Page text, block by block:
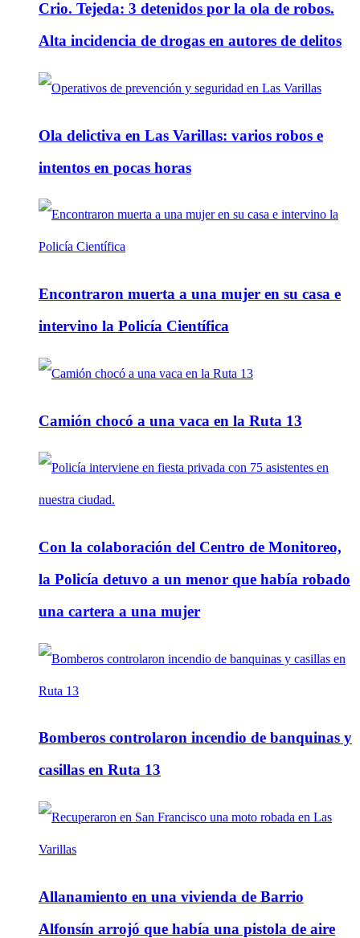
Crio. Tejeda: 3 detenidos por la ola de robos.
Alta incidencia de drogas en autores de delitos
Ola delictiva en Las Varillas: varios robos e
intentos en pocas horas
Encontraron muerta a una mujer en su casa e
intervino la Policía Científica
Camión chocó a una vaca en la Ruta 13
Con la colaboración del Centro de Monitoreo,
la Policía detuvo a un menor que había robado
una cartera a una mujer
Bomberos controlaron incendio de banquinas y
casillas en Ruta 13
Allanamiento en una vivienda de Barrio
Alfonsín arrojó que había una pistola de aire